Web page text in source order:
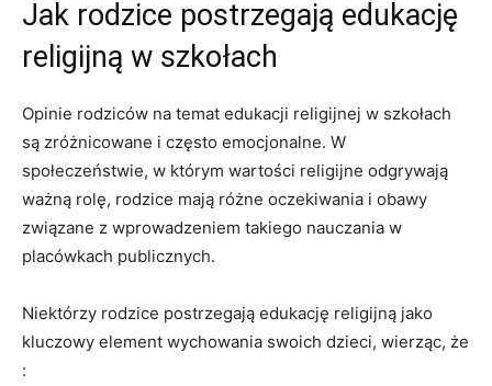
Jak rodzice postrzegają edukację
religijną w szkołach
Opinie rodziców na temat edukacji religijnej w szkołach
są zróżnicowane i często emocjonalne. W
społeczeństwie, w którym wartości religijne odgrywają
ważną rolę, rodzice mają różne oczekiwania i obawy
związane z wprowadzeniem takiego nauczania w
placówkach publicznych.
Niektórzy rodzice postrzegają edukację religijną jako
kluczowy element wychowania swoich dzieci, wierząc, że
: